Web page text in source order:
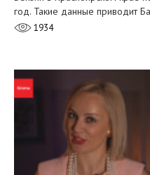
год. Такие данные приводит
1934